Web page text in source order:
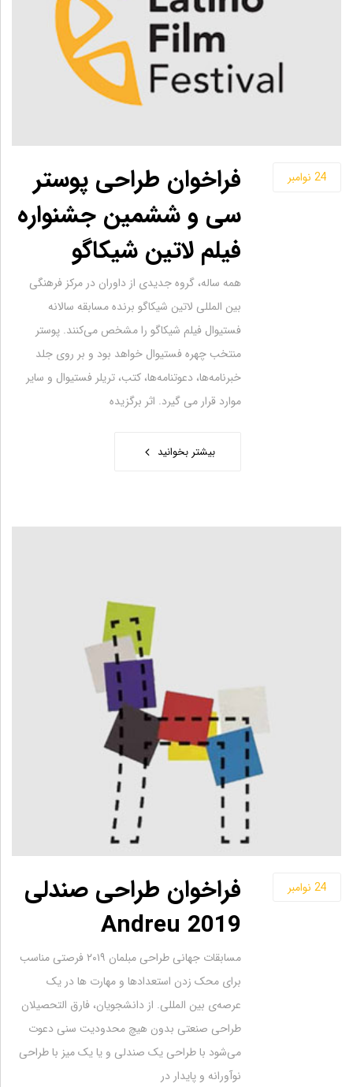
24 نوامبر
فراخوان طراحی پوستر
سی و ششمین جشنواره
فیلم لاتین شیکاگو
همه ساله، گروه جدیدی از داوران در مرکز فرهنگی
بین المللی لاتین شیکاگو برنده مسابقه سالانه
فستیوال فیلم شیکاگو را مشخص می‌کنند. پوستر
منتخب چهره فستیوال خواهد بود و بر روی جلد
خبرنامه‌ها، دعوتنامه‌ها، کتب، تریلر فستیوال و سایر
موارد قرار می گیرد. اثر برگزیده
بیشتر بخوانید
24 نوامبر
فراخوان طراحی صندلی
Andreu 2019
مسابقات جهانی طراحی مبلمان ۲۰۱۹ فرصتی مناسب
برای محک زدن استعدادها و مهارت ها در یک
عرصه‌ی بین المللی. از دانشجویان، فارق التحصیلان
طراحی صنعتی بدون هیچ محدودیت سنی دعوت
می‌شود با طراحی یک صندلی و یا یک میز با طراحی
نوآورانه و پایدار در